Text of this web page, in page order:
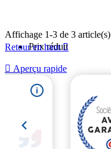
Prix réduit
 Aperçu rapide
Affichage 1-3 de 3 article(s)
Retour en haut